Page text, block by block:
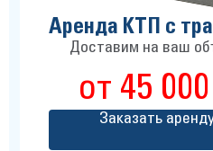
Аренда КТП с
Доставим на ваш
от 45
Заказать